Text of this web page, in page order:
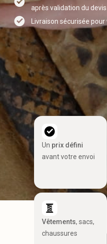
après validation du devis
Livraison sécurisée
Un prix défini
avant votre envoi
Vêtements, sacs,
chaussures